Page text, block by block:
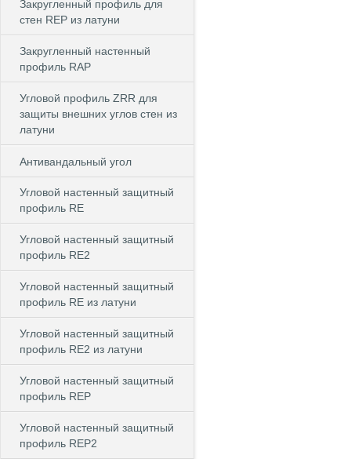
Закругленный профиль для
стен REP из латуни
Закругленный настенный
профиль RAP
Угловой профиль ZRR для
защиты внешних углов стен из
латуни
Антивандальный угол
Угловой настенный защитный
профиль RE
Угловой настенный защитный
профиль RE2
Угловой настенный защитный
профиль RE из латуни
Угловой настенный защитный
профиль RE2 из латуни
Угловой настенный защитный
профиль REP
Угловой настенный защитный
профиль REP2